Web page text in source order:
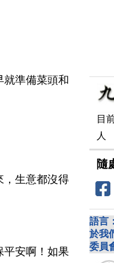
準備菜頭和
，生意都沒得
平安啊！如果
目
人
隨
語言：
於我
委員